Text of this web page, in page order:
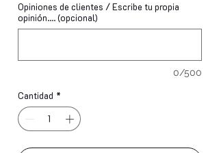
oferta
Opiniones de clientes / Escribe tu propia
opinión.... (opcional)
0/500
Cantidad *